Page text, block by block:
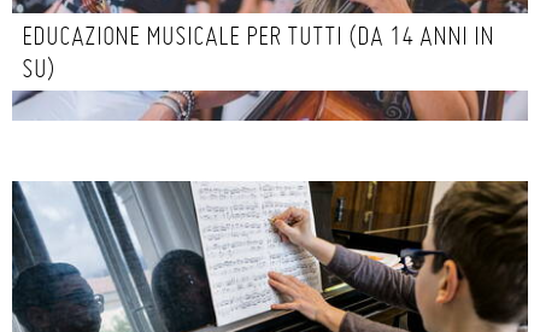
EDUCAZIONE MUSICALE PER TUTTI (DA 14 ANNI IN
SU)